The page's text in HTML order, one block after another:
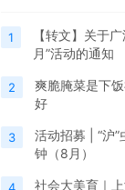
1
【转文】关于
月”活动的通知
2
爽脆腌菜是下
好
3
活动招募 | “沪
钟（8月）
社会大美育｜